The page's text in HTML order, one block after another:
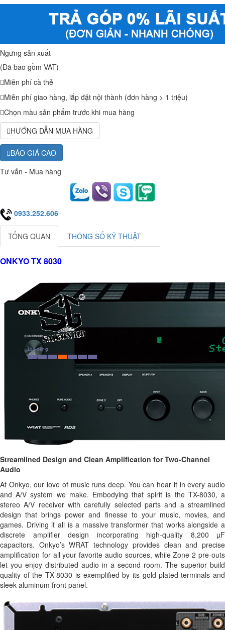
Ngưng sản xuất
(Đã bao gồm VAT)
Miễn phí cà thẻ
Miễn phí giao hàng, lắp đặt nội thành (đơn hàng > 1 triệu)
Chọn màu sản phẩm trước khi mua hàng
HƯỚNG DẪN MUA HÀNG
BÁO GIÁ CAO
Tư vấn - Mua hàng
0933.252.606
TỔNG QUAN THÔNG SỐ KỸ THUẬT
ONKYO TX 8030
Streamlined Design and Clean Amplification for Two-Channel
Audio
At Onkyo, our love of music runs deep. You can hear it in every audio
and A/V system we make. Embodying that spirit is the TX-8030, a
stereo A/V receiver with carefully selected parts and a streamlined
design that brings power and finesse to your music, movies, and
games. Driving it all is a massive transformer that works alongside a
discrete amplifier design incorporating high-quality 8,200 µF
capacitors. Onkyo’s WRAT technology provides clean and precise
amplification for all your favorite audio sources, while Zone 2 pre-outs
let you enjoy distributed audio in a second room. The superior build
quality of the TX-8030 is exemplified by its gold-plated terminals and
sleek aluminum front panel.